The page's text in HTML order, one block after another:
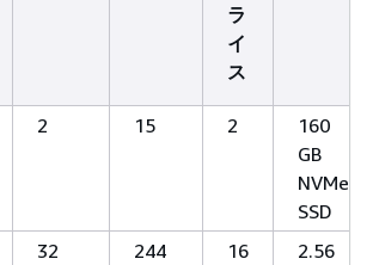
ラ
イ
ス
2 15 2
160
GB
NVMe-
SSD
32 244 16
2.56